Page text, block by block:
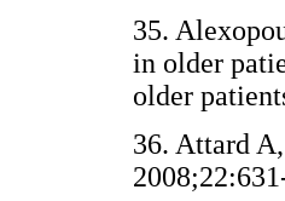
35.
in older
older
36. Attard